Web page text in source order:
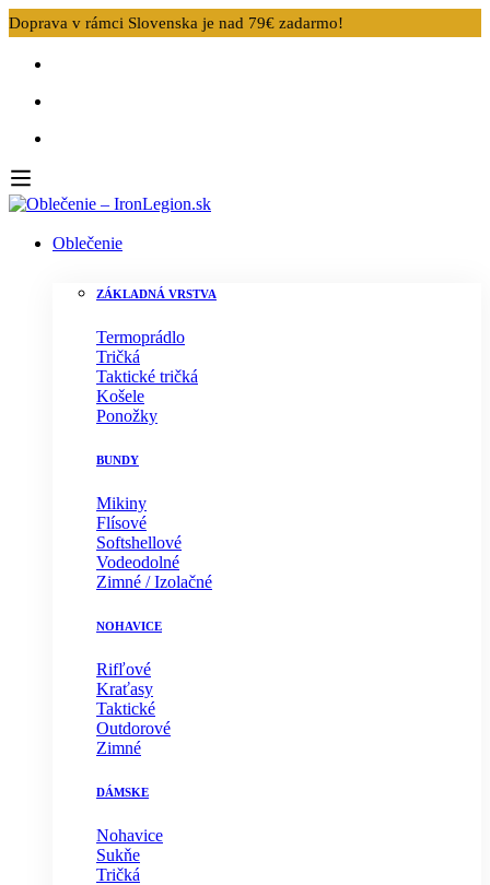
Doprava v rámci Slovenska je nad 79€ zadarmo!
Oblečenie
ZÁKLADNÁ VRSTVA
Termoprádlo
Tričká
Taktické tričká
Košele
Ponožky
BUNDY
Mikiny
Flísové
Softshellové
Vodeodolné
Zimné / Izolačné
NOHAVICE
Rifľové
Kraťasy
Taktické
Outdorové
Zimné
DÁMSKE
Nohavice
Sukňe
Tričká